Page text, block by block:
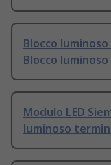
Blocco luminoso
Blocco
Modulo LED
luminoso